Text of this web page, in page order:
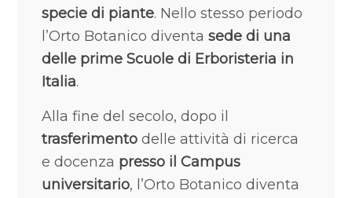
specie di piante. Nello stesso periodo
l’Orto Botanico diventa sede di una
delle prime Scuole di Erboristeria in
Italia.
Alla fine del secolo, dopo il
trasferimentodelle attività di ricerca
e docenza presso il Campus
universitario, l’Orto Botanico diventa